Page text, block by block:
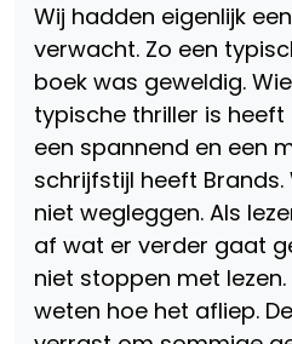
Wij hadden eigenlijk
verwacht. Zo een
boek was geweldig.
typische thriller is heeft
een spannend en een
schrijfstijl heeft
niet wegleggen. Als
af wat er verder gaat
niet stoppen met
weten hoe het afliep.